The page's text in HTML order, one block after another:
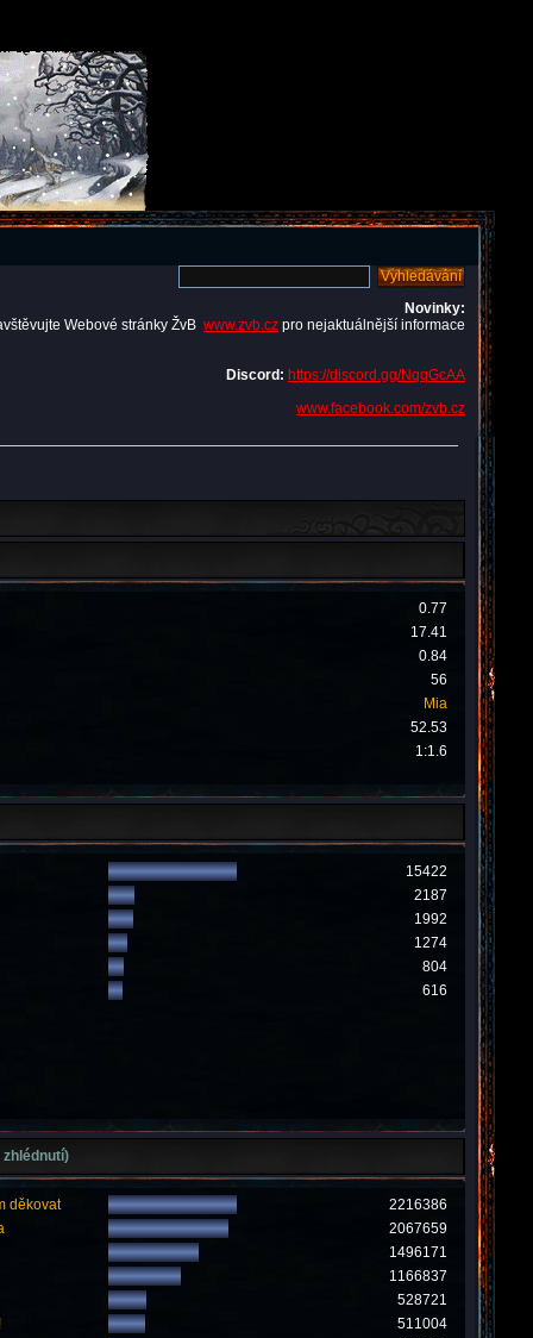
Novinky:
Webové stránky ŽvB www.zvb.cz pro nejaktuálnější informace
Discord: https://discord.gg/NqqGcAA
www.facebook.com/zvb.cz
0.77
17.41
0.84
56
Mia
52.53
1:1.6
15422
2187
1992
1274
804
616
děkovat
2216386
2067659
1496171
1166837
528721
511004